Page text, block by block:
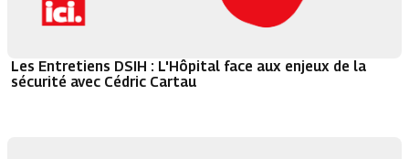
Les Entretiens DSIH : L'Hôpital face aux enjeux de la
sécurité avec Cédric Cartau